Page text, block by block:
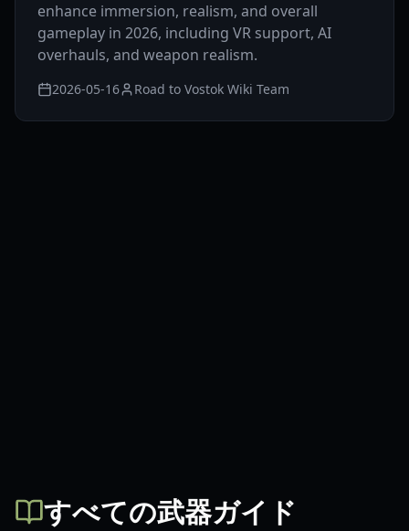
enhance immersion, realism, and overall
gameplay in 2026, including VR support, AI
overhauls, and weapon realism.
2026-05-16 Road to Vostok Wiki Team
すべての武器ガイド